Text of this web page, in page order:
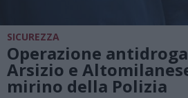
SICUREZZA
Operazione
Arsizio e
mirino della Polizia